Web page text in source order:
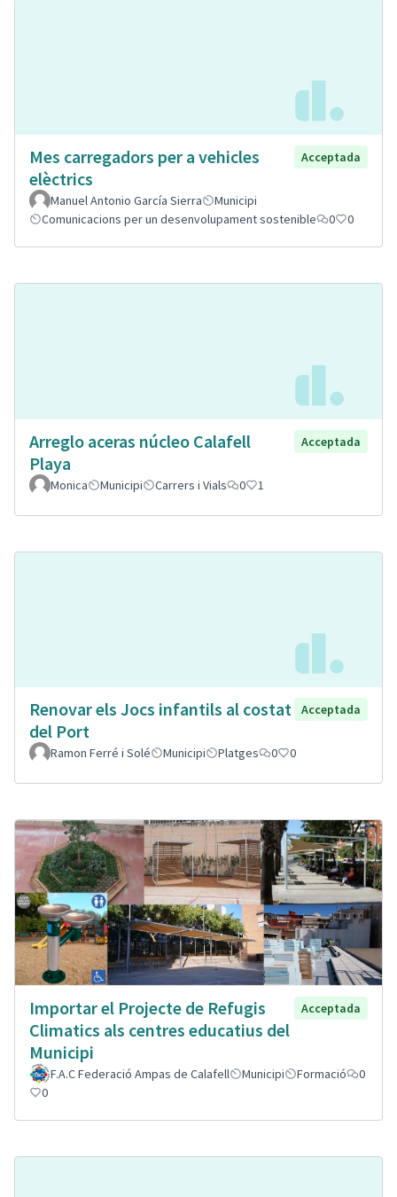
Mes carregadors per a vehicles
elèctrics
Acceptada
Manuel Antonio García Sierra
Municipi
Comunicacions per un desenvolupament sostenible
0 0
Arreglo aceras núcleo Calafell
Playa
Acceptada
Monica Municipi Carrers i Vials 0 1
Renovar els Jocs infantils al costat
del Port
Acceptada
Ramon Ferré i Solé Municipi Platges 0 0
Importar el Projecte de Refugis
Climatics als centres educatius del
Municipi
Acceptada
F.A.C Federació Ampas de Calafell Municipi Formació
0
0